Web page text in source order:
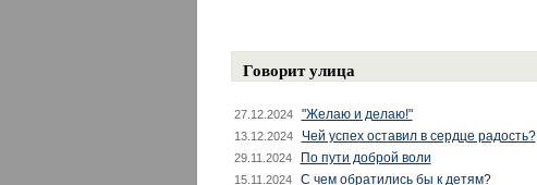
Говорит улица
27.12.2024 "Желаю и делаю!"
13.12.2024 Чей успех оставил в сердце радость?
29.11.2024 По пути доброй воли
15.11.2024 С чем обратились бы к детям?